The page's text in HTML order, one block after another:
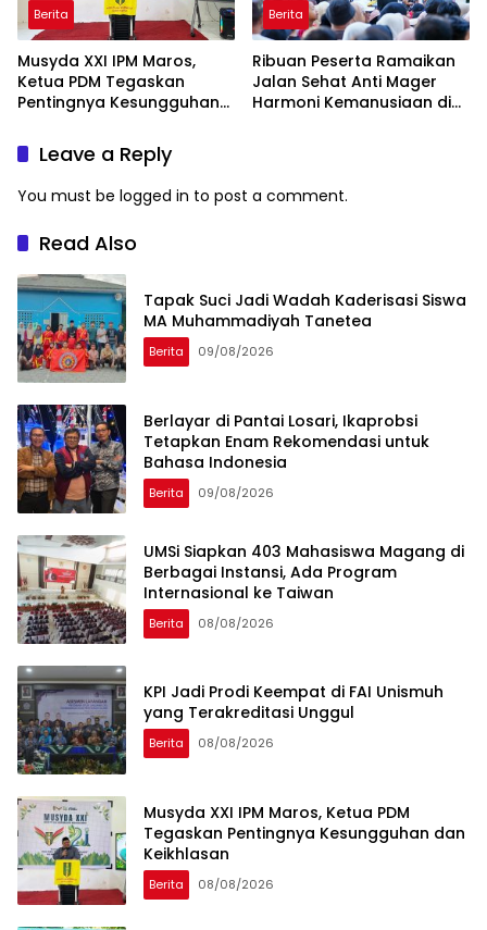
Berita
Musyda XXI IPM Maros,
Ketua PDM Tegaskan
Pentingnya Kesungguhan
Berita
Ribuan Peserta Ramaikan
Jalan Sehat Anti Mager
Harmoni Kemanusiaan di
Leave a Reply
You must be logged in to post a comment.
Read Also
Tapak Suci Jadi Wadah Kaderisasi Siswa
MA Muhammadiyah Tanetea
Berita 09/08/2026
Berlayar di Pantai Losari, Ikaprobsi
Tetapkan Enam Rekomendasi untuk
Bahasa Indonesia
Berita 09/08/2026
UMSi Siapkan 403 Mahasiswa Magang di
Berbagai Instansi, Ada Program
Internasional ke Taiwan
Berita 08/08/2026
KPI Jadi Prodi Keempat di FAI Unismuh
yang Terakreditasi Unggul
Berita 08/08/2026
Musyda XXI IPM Maros, Ketua PDM
Tegaskan Pentingnya Kesungguhan dan
Keikhlasan
Berita 08/08/2026